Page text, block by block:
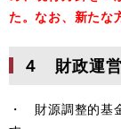
た。なお、新たな
４ 財政運
・ 財源調整的基